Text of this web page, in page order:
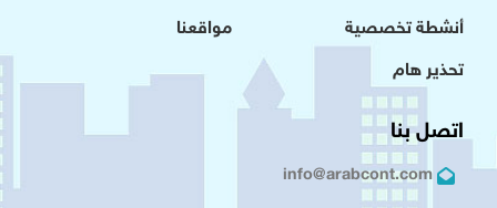
أنشطة تخصصية
تحذير هام
مواقعنا
اتصل بنا
info@arabcont.com